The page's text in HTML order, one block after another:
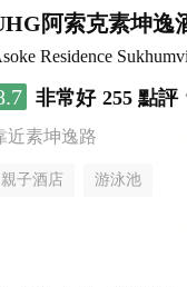
阿索克素坤逸
Residence
非常好 255 點評
近素坤逸路
親子酒店 游泳池